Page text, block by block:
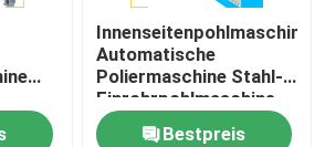
Innenseitenpohlmaschine
Automatische
Poliermaschine Stahl-
Einrohrpohlmaschine
Bestpreis